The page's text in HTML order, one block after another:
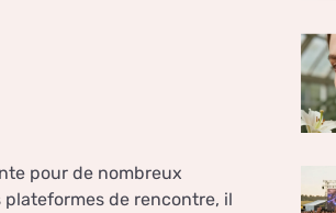
pour de nombreux
plateformes de rencontre, il